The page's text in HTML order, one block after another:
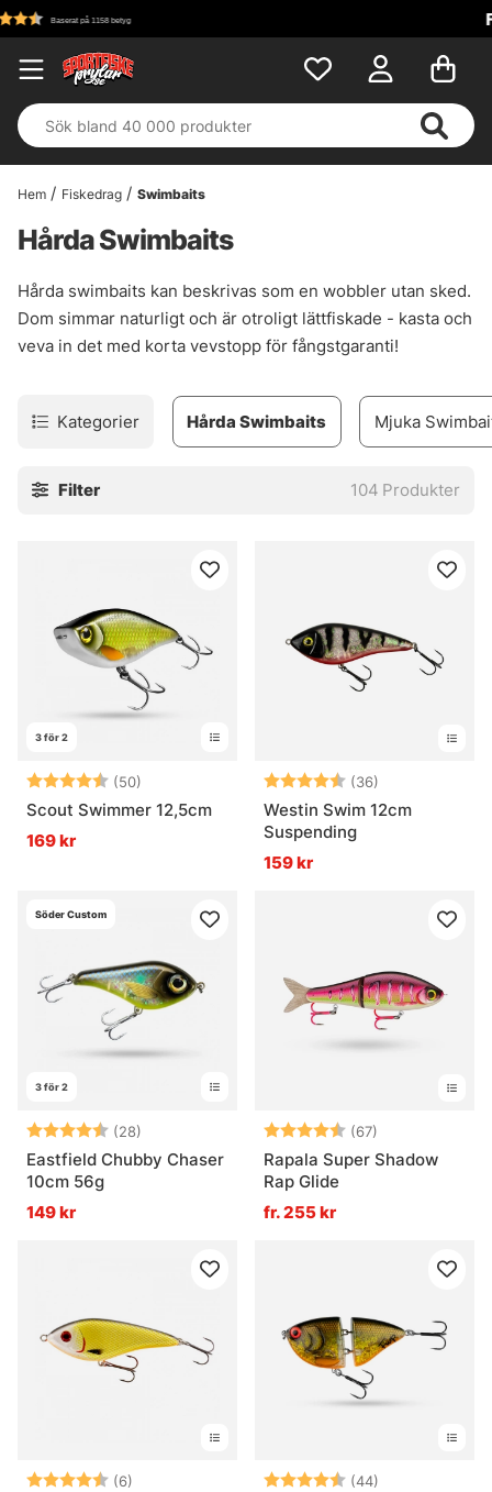
Hem Fiskedrag Swimbaits
Hårda Swimbaits
Hårda swimbaits kan beskrivas som en wobbler utan sked.
Dom simmar naturligt och är otroligt lättfiskade - kasta och
veva in det med korta vevstopp för fångstgaranti!
Kategorier Hårda Swimbaits Mjuka
Filter 104 Produkter
3 för 2
Betyg: (50)
4.7 utav 5 stjärnor
Scout Swimmer 12,5cm
169 kr
Betyg: (36)
Westin Swim 12cm
Suspending
159 kr
3 för 2
Söder Custom
Betyg: (28)
4.6 utav 5 stjärnor
Eastfield Chubby Chaser
10cm 56g
149 kr
Betyg: (67)
Rapala Super Shadow
Rap Glide
fr. 255 kr
Betyg: (6)
4.7 utav 5 stjärnorBetyg: (44)